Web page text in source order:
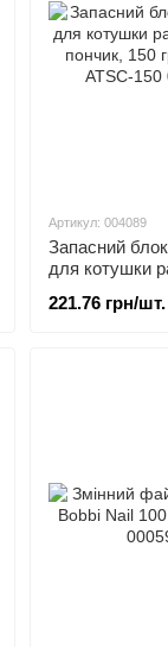
Артикул: 004089
Запасний
для котушки
BOBBI NAIL,
221.76 грн/шт.